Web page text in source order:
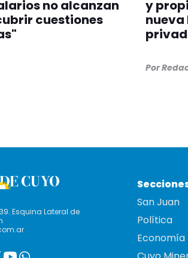
no alcanzan
cuestiones
y
nueva
Por
Esquina Lateral de
San Juan
Política
Economía